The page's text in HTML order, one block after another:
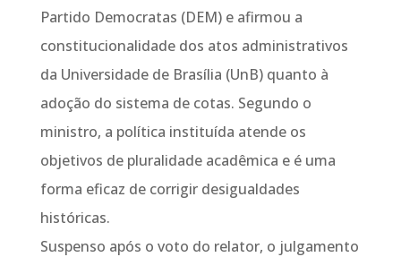
Partido Democratas (DEM) e afirmou a
constitucionalidade dos atos administrativos
da Universidade de Brasília (UnB) quanto à
adoção do sistema de cotas. Segundo o
ministro, a política instituída atende os
objetivos de pluralidade acadêmica e é uma
forma eficaz de corrigir desigualdades
históricas.
Suspenso após o voto do relator, o julgamento